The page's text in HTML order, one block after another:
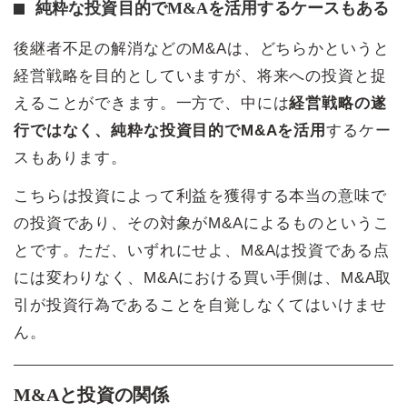
純粋な投資目的でM&Aを活用するケースもある
後継者不足の解消などのM&Aは、どちらかというと
経営戦略を目的としていますが、将来への投資と捉
えることができます。一方で、中には経営戦略の遂
行ではなく、純粋な投資目的でM&Aを活用するケー
スもあります。
こちらは投資によって利益を獲得する本当の意味で
の投資であり、その対象がM&Aによるものというこ
とです。ただ、いずれにせよ、M&Aは投資である点
には変わりなく、M&Aにおける買い手側は、M&A取
引が投資行為であることを自覚しなくてはいけませ
ん。
M&Aと投資の関係